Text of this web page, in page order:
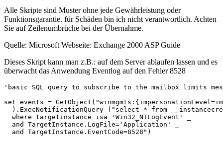
Alle Skripte sind Muster ohne jede Gewährleistung oder
Funktionsgarantie. für Schäden bin ich nicht verantwortlich. Achten
Sie auf Zeilenumbrüche bei der Übernahme.
Quelle: Microsoft Webseite: Exchange 2000 ASP Guide
Dieses Skript kann man z.B.: auf dem Server ablaufen lassen und es
überwacht das Anwendung Eventlog auf den Fehler 8528
'basic SQL query to subscribe to the mailbox limits
set events =
).ExecNotificationQuery ("select * from
  where targetinstance isa 'Win32_NTLogEvent' _
  and TargetInstance.LogFile='Application' _
  and TargetInstance.EventCode=8528")